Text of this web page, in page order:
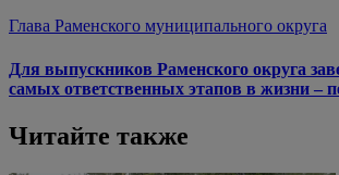
Глава Раменского муниципального округа
Для выпускников Раменского округа
самых ответственных этапов в жизни –
Читайте также